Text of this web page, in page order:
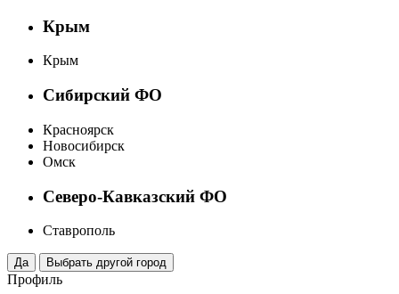
Крым
Крым
Сибирский ФО
Красноярск
Новосибирск
Омск
Северо-Кавказский ФО
Ставрополь
Профиль